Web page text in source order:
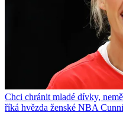
Chci chránit mladé dívky,
říká hvězda ženské NBA